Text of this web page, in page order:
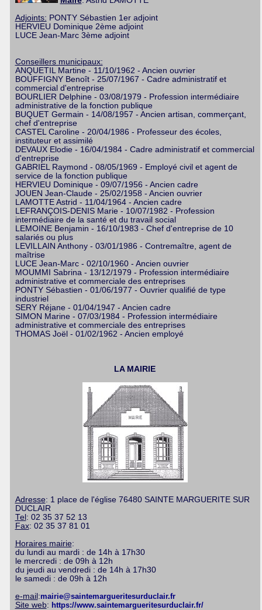
Adjoints: PONTY Sébastien 1er adjoint
HERVIEU Dominique 2ème adjoint
LUCE Jean-Marc 3ème adjoint
Conseillers municipaux:
ANQUETIL Martine - 11/10/1962 - Ancien ouvrier
BOUFFIGNY Benoît - 25/07/1967 - Cadre administratif et
commercial d'entreprise
BOURLIER Delphine - 03/08/1979 - Profession intermédiaire
administrative de la fonction publique
BUQUET Germain - 14/08/1957 - Ancien artisan, commerçant,
chef d'entreprise
CASTEL Caroline - 20/04/1986 - Professeur des écoles,
instituteur et assimilé
DEVAUX Elodie - 16/04/1984 - Cadre administratif et commercial
d'entreprise
GABRIEL Raymond - 08/05/1969 - Employé civil et agent de
service de la fonction publique
HERVIEU Dominique - 09/07/1956 - Ancien cadre
JOUEN Jean-Claude - 25/02/1958 - Ancien ouvrier
LAMOTTE Astrid - 11/04/1964 - Ancien cadre
LEFRANÇOIS-DENIS Marie - 10/07/1982 - Profession
intermédiaire de la santé et du travail social
LEMOINE Benjamin - 16/10/1983 - Chef d'entreprise de 10
salariés ou plus
LEVILLAIN Anthony - 03/01/1986 - Contremaître, agent de
maîtrise
LUCE Jean-Marc - 02/10/1960 - Ancien ouvrier
MOUMMI Sabrina - 13/12/1979 - Profession intermédiaire
administrative et commerciale des entreprises
PONTY Sébastien - 01/06/1977 - Ouvrier qualifié de type
industriel
SERY Réjane - 01/04/1947 - Ancien cadre
SIMON Marine - 07/03/1984 - Profession intermédiaire
administrative et commerciale des entreprises
THOMAS Joël - 01/02/1962 - Ancien employé
LA MAIRIE
Adresse: 1 place de l'église 76480 SAINTE MARGUERITE SUR
DUCLAIR
Tel : 02 35 37 52 13
Fax: 02 35 37 81 01
Horaires mairie:
du lundi au mardi : de 14h à 17h30
le mercredi : de 09h à 12h
du jeudi au vendredi : de 14h à 17h30
le samedi : de 09h à 12h
e-mail :mairie@saintemargueritesurduclair.fr
Site web: https://www.saintemargueritesurduclair.fr/